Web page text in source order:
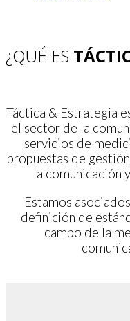
¿QUÉ ES
Táctica & Estrategia
el sector de la
servicios de
propuestas de
la comunicación
Estamos
definición de
campo de la